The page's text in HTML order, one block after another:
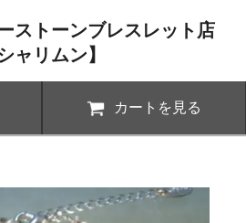
ストーンブレスレット店
シャリムン】
カートを見る